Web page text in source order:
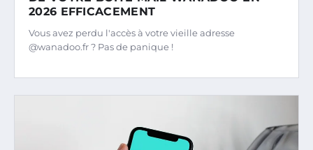
2026 EFFICACEMENT
Vous avez perdu l'accès à votre vieille adresse
@wanadoo.fr ? Pas de panique !